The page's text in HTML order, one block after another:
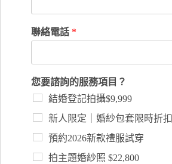
聯絡電話 *
您要諮詢的服務項目？
結婚登記拍攝$9,999
新人限定｜婚紗包套限時折
預約2026新款禮服試穿
拍主題婚紗照 $22,800